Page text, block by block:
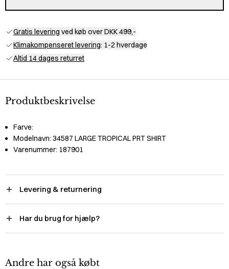
Gratis levering ved køb over DKK 499,-
Klimakompenseret levering: 1-2 hverdage
Altid 14 dages returret
Produktbeskrivelse
Farve:
Modelnavn: 34587 LARGE TROPICAL PRT SHIRT
Varenummer: 187901
Levering & returnering
Har du brug for hjælp?
Andre har også købt